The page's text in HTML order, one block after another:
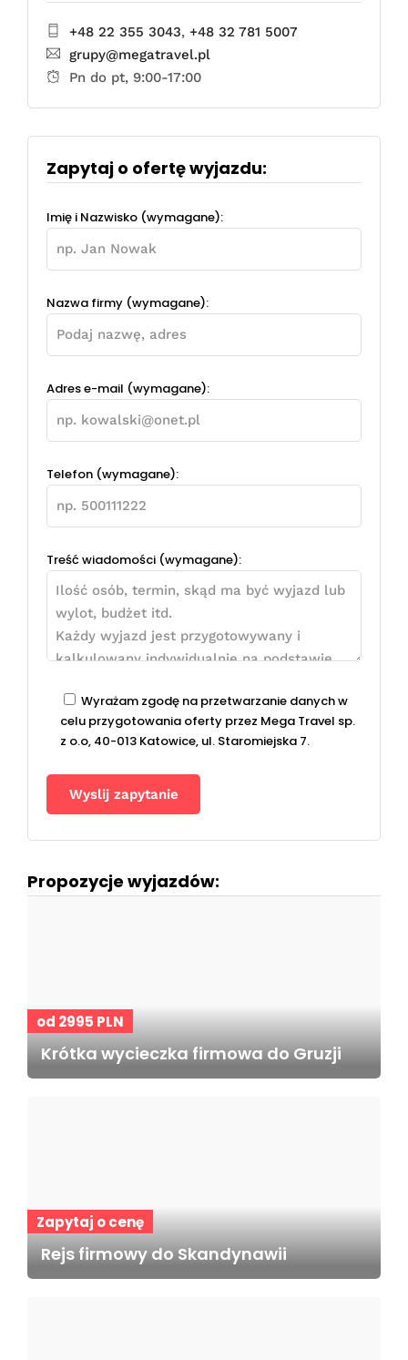
+48 22 355 3043, +48 32 781 5007
grupy@megatravel.pl
Pn do pt, 9:00-17:00
Zapytaj o ofertę wyjazdu:
Imię i Nazwisko (wymagane):
Nazwa firmy (wymagane):
Adres e-mail (wymagane):
Telefon (wymagane):
Treść wiadomości (wymagane):
Wyrażam zgodę na przetwarzanie danych w
celu przygotowania oferty przez Mega Travel sp.
z o.o, 40-013 Katowice, ul. Staromiejska 7.
Propozycje wyjazdów:
od 2995 PLN
Krótka wycieczka firmowa do Gruzji
Zapytaj o cenę
Rejs firmowy do Skandynawii